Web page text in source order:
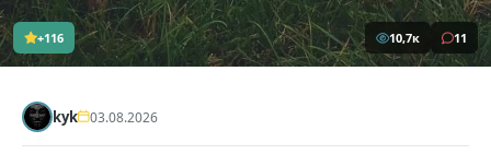
+116 10,7к 11
kyk 03.08.2026